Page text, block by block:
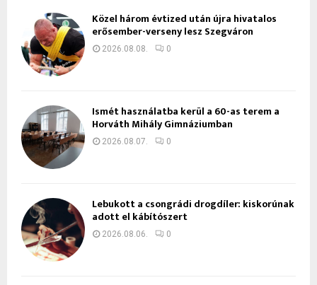
Közel három évtized után újra hivatalos
erősember-verseny lesz Szegváron
2026.08.08. 0
Ismét használatba kerül a 60-as terem a
Horváth Mihály Gimnáziumban
2026.08.07. 0
Lebukott a csongrádi drogdíler: kiskorúnak
adott el kábítószert
2026.08.06. 0